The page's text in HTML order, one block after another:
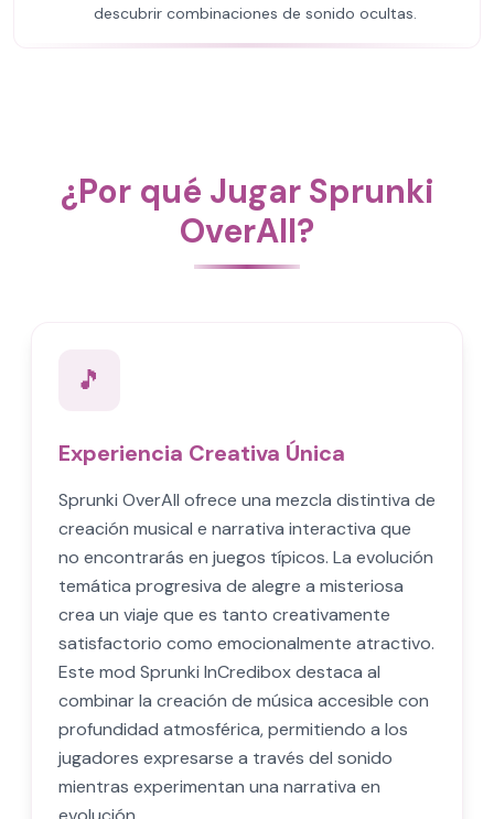
descubrir combinaciones de sonido ocultas.
¿Por qué Jugar Sprunki
OverAll?
🎵
Experiencia Creativa Única
Sprunki OverAll ofrece una mezcla distintiva de
creación musical e narrativa interactiva que
no encontrarás en juegos típicos. La evolución
temática progresiva de alegre a misteriosa
crea un viaje que es tanto creativamente
satisfactorio como emocionalmente atractivo.
Este mod Sprunki InCredibox destaca al
combinar la creación de música accesible con
profundidad atmosférica, permitiendo a los
jugadores expresarse a través del sonido
mientras experimentan una narrativa en